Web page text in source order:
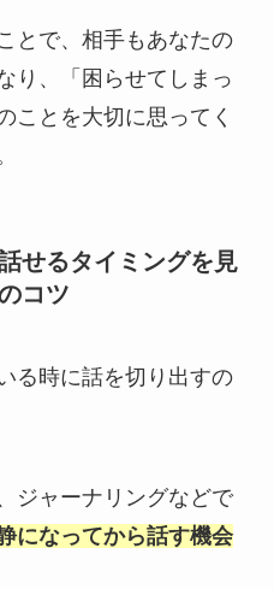
とで、相手もあなたの
り、「困らせてしまっ
ことを大切に思ってく
せるタイミングを見
コツ
る時に話を切り出すの
ジャーナリングなどで
になってから話す機会